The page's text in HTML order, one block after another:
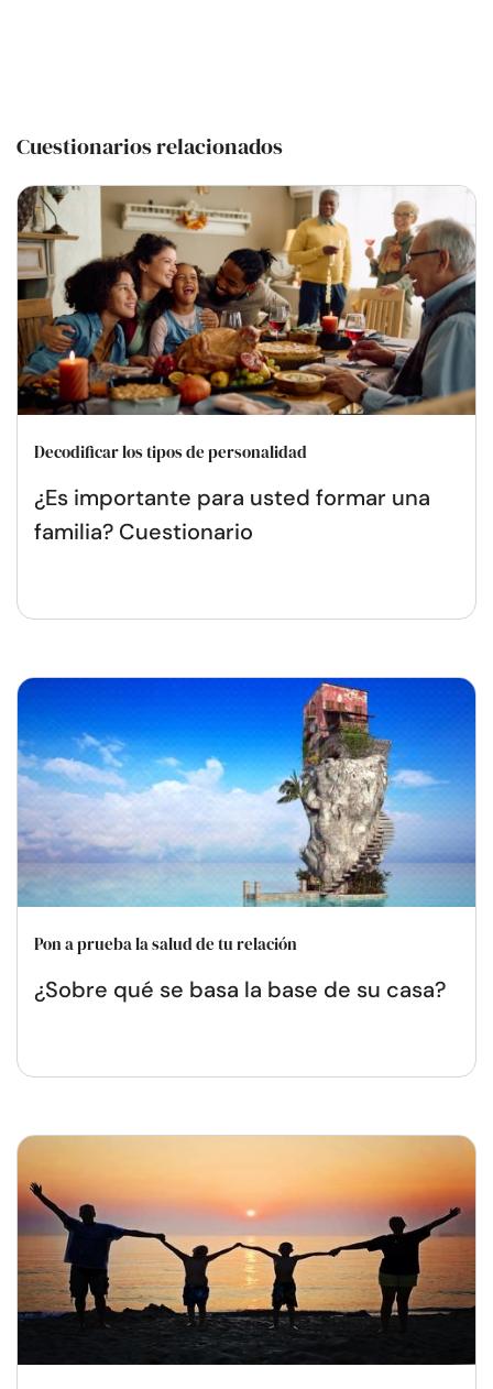
Cuestionarios relacionados
Decodificar los tipos de personalidad
¿Es importante para usted formar una
familia? Cuestionario
Pon a prueba la salud de tu relación
¿Sobre qué se basa la base de su casa?